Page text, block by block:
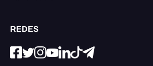
REDES